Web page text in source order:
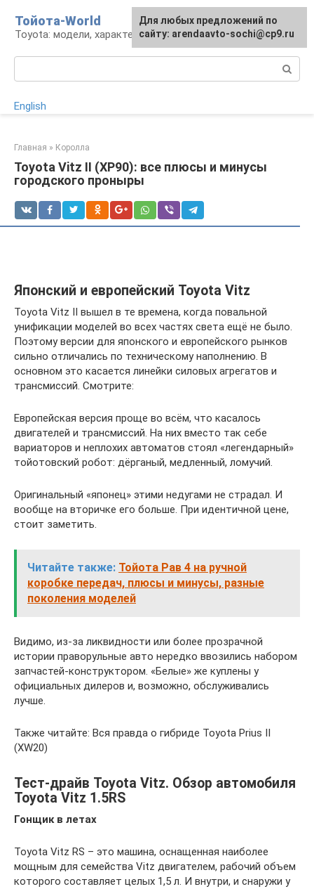
контенту
Тойота-World
Toyota: модели, характеристики, проблемы
English
Главная » Королла
Toyota Vitz II (XP90): все плюсы и минусы
городского проныры
Японский и европейский Toyota Vitz
Toyota Vitz II вышел в те времена, когда повальной
унификации моделей во всех частях света ещё не было.
Поэтому версии для японского и европейского рынков
сильно отличались по техническому наполнению. В
основном это касается линейки силовых агрегатов и
трансмиссий. Смотрите:
Европейская версия проще во всём, что касалось
двигателей и трансмиссий. На них вместо так себе
вариаторов и неплохих автоматов стоял «легендарный»
тойотовский робот: дёрганый, медленный, ломучий.
Оригинальный «японец» этими недугами не страдал. И
вообще на вторичке его больше. При идентичной цене,
стоит заметить.
Читайте также: Тойота Рав 4 на ручной
коробке передач, плюсы и минусы, разные
поколения моделей
Видимо, из-за ликвидности или более прозрачной
истории праворульные авто нередко ввозились набором
запчастей-конструктором. «Белые» же куплены у
официальных дилеров и, возможно, обслуживались
лучше.
Также читайте: Вся правда о гибриде Toyota Prius II
(XW20)
Тест-драйв Toyota Vitz. Обзор автомобиля
Toyota Vitz 1.5RS
Гонщик в летах
Toyota Vitz RS – это машина, оснащенная наиболее
мощным для семейства Vitz двигателем, рабочий объем
которого составляет целых 1,5 л. И внутри, и снаружи у
Для любых предложений по
сайту: arendaavto-sochi@cp9.ru